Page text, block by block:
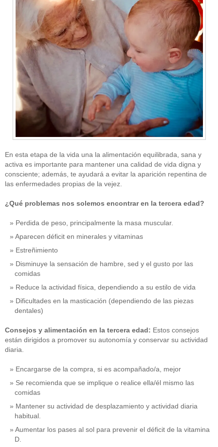
En esta etapa de la vida una la alimentación equilibrada, sana y
activa es importante para mantener una calidad de vida digna y
consciente; además, te ayudará a evitar la aparición repentina de
las enfermedades propias de la vejez.
¿Qué problemas nos solemos encontrar en la tercera edad?
Perdida de peso, principalmente la masa muscular.
Aparecen déficit en minerales y vitaminas
Estreñimiento
Disminuye la sensación de hambre, sed y el gusto por las
comidas
Reduce la actividad física, dependiendo a su estilo de vida
Dificultades en la masticación (dependiendo de las piezas
dentales)
Consejos y alimentación en la tercera edad: Estos consejos
están dirigidos a promover su autonomía y conservar su actividad
diaria.
Encargarse de la compra, si es acompañado/a, mejor
Se recomienda que se implique o realice ella/él mismo las
comidas
Mantener su actividad de desplazamiento y actividad diaria
habitual.
Aumentar los pases al sol para prevenir el déficit de la vitamina
D.